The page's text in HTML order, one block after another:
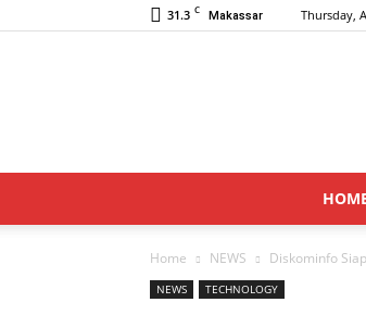
31.3 C Makassar Thursday,
Home NEWS Diskominfo
NEWS TECHNOLOGY